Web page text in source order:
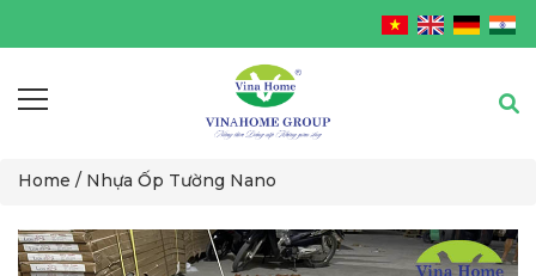
Home / Nhựa Ốp Tường Nano